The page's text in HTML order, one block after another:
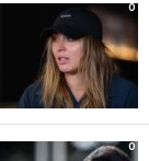
0
0